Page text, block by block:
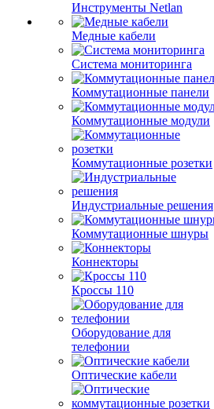
Инструменты Netlan
Медные кабели
Система мониторинга
Коммутационные панели
Коммутационные модули
Коммутационные розетки
Индустриальные решения
Коммутационные шнуры
Коннекторы
Кроссы 110
Оборудование для
телефонии
Оптические кабели